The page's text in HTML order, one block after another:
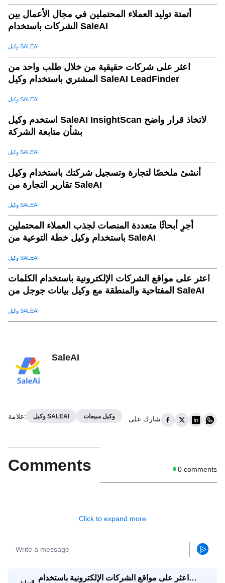
أتمتة توليد العملاء المحتملين في مجال الأعمال بين
الشركات باستخدام SaleAI
وكيل SALEAI
اعثر على شركات حقيقية من خلال طلب واحد من
المشتري باستخدام وكيل SaleAI LeadFinder
وكيل SALEAI
استخدم وكيل SaleAI InsightScan لاتخاذ قرار واضح
بشأن متابعة الشركة
وكيل SALEAI
أنشئ ملخصًا لتجارة وتسجيل شركتك باستخدام وكيل
تقارير التجارة من SaleAI
وكيل SALEAI
أجرِ أبحاثًا متعددة المنصات لجذب العملاء المحتملين
باستخدام وكيل خطة التوعية من SaleAI
وكيل SALEAI
اعثر على مواقع الشركات الإلكترونية باستخدام الكلمات
المفتاحية والمنطقة مع وكيل بيانات جوجل من SaleAI
وكيل SALEAI
SaleAI
علامة: وكيل SALEAI وكيل مبيعات شارك على
Comments 0 comments
Click to expand more
اعثر على مواقع الشركات الإلكترونية باستخدام